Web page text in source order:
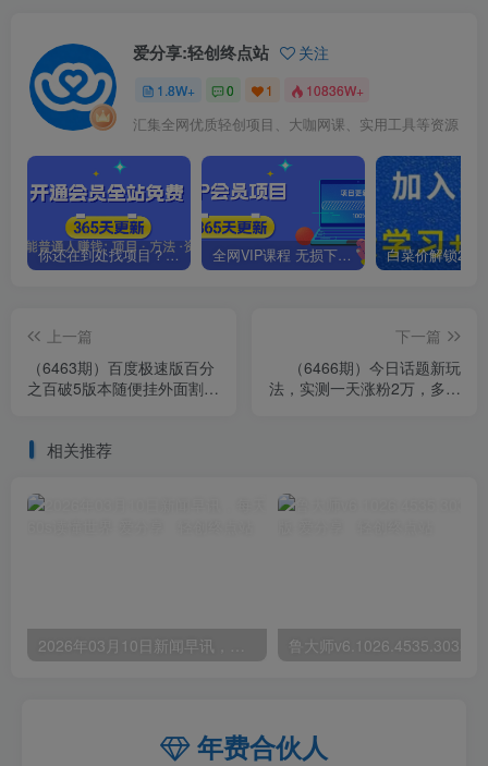
爱分享:轻创终点站 关注
1.8W+ 0 1 10836W+
汇集全网优质轻创项目、大咖网课、实用工具等资源
你还在到处找项目？还在当韭菜？我靠卖项目一个月收入5万+，曾经我也是个失败者。 全网VIP课程 无损下载~.~
上一篇
（6463期）百度极速版百分
之百破5版本随便挂外面割到
下一篇
（6466期）今日话题新玩
法，实测一天涨粉2万，多种
相关推荐
年费合伙人